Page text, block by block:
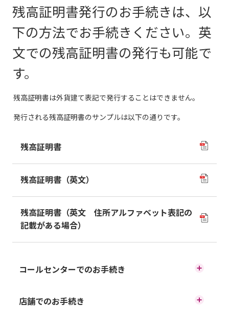
残高証明書発行のお手続きは、以
下の方法でお手続きください。英
文での残高証明書の発行も可能で
す。
残高証明書は外貨建て表記で発行することはできません。
発行される残高証明書のサンプルは以下の通りです。
残高証明書
残高証明書（英文）
残高証明書（英文 住所アルファベット表記の
記載がある場合）
コールセンターでのお手続き
コールセンターから、お手続き
店舗でのお手続き